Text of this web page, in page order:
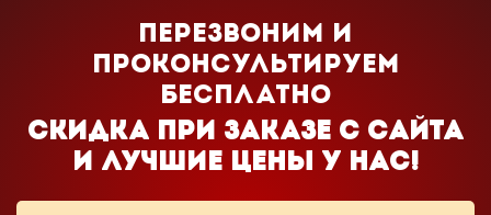
Перезвоним и
проконсультируем
бесплатно
Cкидка при заказе с сайта
и лучшие цены у нас!